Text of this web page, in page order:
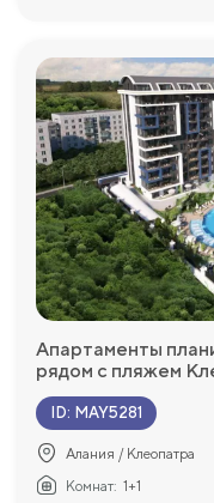
Апартаменты
рядом с пляжем
ID: MAY5281
Алания / Клеопатра
Комнат: 1+1